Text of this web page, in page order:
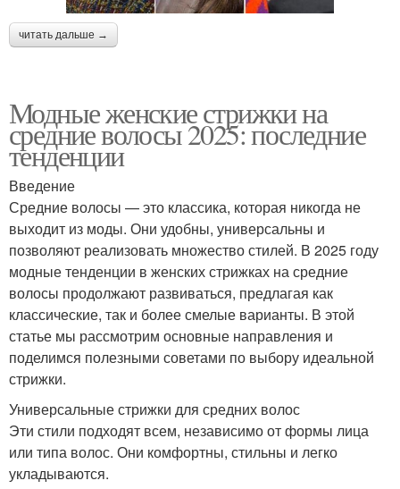
читать дальше →
Модные женские стрижки на
средние волосы 2025: последние
тенденции
Введение
Средние волосы — это классика, которая никогда не
выходит из моды. Они удобны, универсальны и
позволяют реализовать множество стилей. В 2025 году
модные тенденции в женских стрижках на средние
волосы продолжают развиваться, предлагая как
классические, так и более смелые варианты. В этой
статье мы рассмотрим основные направления и
поделимся полезными советами по выбору идеальной
стрижки.
Универсальные стрижки для средних волос
Эти стили подходят всем, независимо от формы лица
или типа волос. Они комфортны, стильны и легко
укладываются.